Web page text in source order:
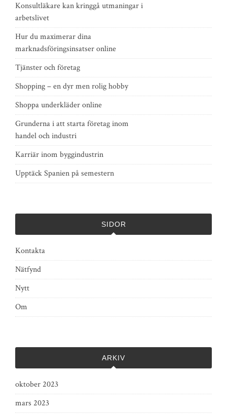
Konsultläkare kan kringgå utmaningar i
arbetslivet
Hur du maximerar dina
marknadsföringsinsatser online
Tjänster och företag
Shopping – en dyr men rolig hobby
Shoppa underkläder online
Grunderna i att starta företag inom
handel och industri
Karriär inom byggindustrin
Upptäck Spanien på semestern
SIDOR
Kontakta
Nätfynd
Nytt
Om
ARKIV
oktober 2023
mars 2023